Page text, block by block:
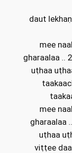
daut
mee
gharaalaa ..
uṭhaa
mee
gharaalaa
uṭhaa
viṭṭee